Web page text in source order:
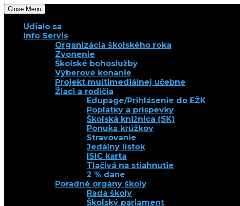
Close Menu
Udialo sa
Info Servis
Organizácia školského roka
Zvonenie
Školské bohoslužby
Výberové konanie
Projekt multimediálnej učebne
Žiaci a rodičia
Edupage/Prihlásenie do EŽK
Poplatky a príspevky
Školská knižnica (SK)
Ponuka krúžkov
Stravovanie
Jedálny lístok
ISIC karta
Tlačivá na stiahnutie
2 % dane
Poradné orgány školy
Rada školy
Školský parlament